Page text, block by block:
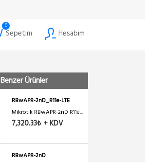
0
Sepetim Hesabım
Benzer Ürünler
RBwAPR-2nD_R11e-LTE
Mikrotik RBwAPR-2nD R11e...
7,320.33₺ + KDV
RBwAPR-2nD